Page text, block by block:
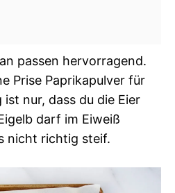
passen hervorragend.
Prise Paprikapulver für
nur, dass du die Eier
darf im Eiweiß
nicht richtig steif.